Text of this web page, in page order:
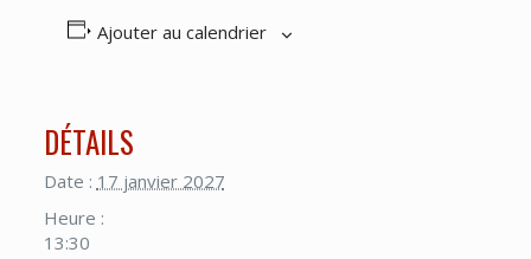
Ajouter au calendrier
DÉTAILS
Date : 17 janvier 2027
Heure :
13:30